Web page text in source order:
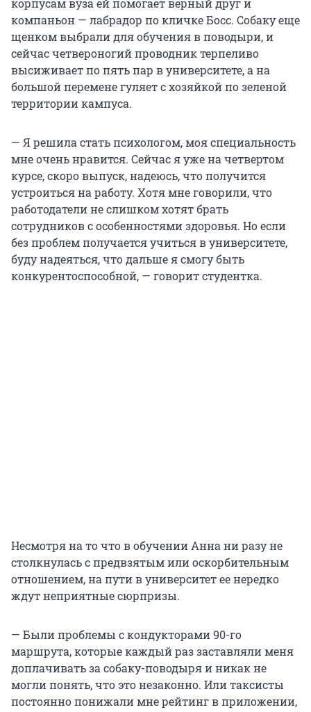
корпусам вуза ей помогает верный друг и
компаньон — лабрадор по кличке Босс. Собаку еще
щенком выбрали для обучения в поводыри, и
сейчас четвероногий проводник терпеливо
высиживает по пять пар в университете, а на
большой перемене гуляет с хозяйкой по зеленой
территории кампуса.
— Я решила стать психологом, моя специальность
мне очень нравится. Сейчас я уже на четвертом
курсе, скоро выпуск, надеюсь, что получится
устроиться на работу. Хотя мне говорили, что
работодатели не слишком хотят брать
сотрудников с особенностями здоровья. Но если
без проблем получается учиться в университете,
буду надеяться, что дальше я смогу быть
конкурентоспособной, — говорит студентка.
Несмотря на то что в обучении Анна ни разу не
столкнулась с предвзятым или оскорбительным
отношением, на пути в университет ее нередко
ждут неприятные сюрпризы.
— Были проблемы с кондукторами 90-го
маршрута, которые каждый раз заставляли меня
доплачивать за собаку-поводыря и никак не
могли понять, что это незаконно. Или таксисты
постоянно понижали мне рейтинг в приложении,